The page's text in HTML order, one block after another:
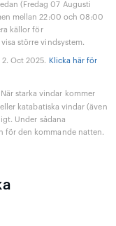
(Fredag 07 Augusti
mellan 22:00 och 08:00
källor för
större vindsystem.
Oct 2025.
Klicka här för
starka vindar kommer
katabatiska vindar (även
Under sådana
för den kommande natten.